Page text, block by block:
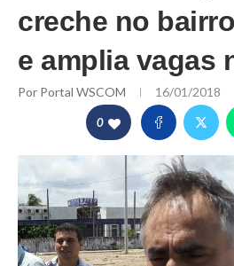
creche no
e amplia vagas
Por Portal WSCOM 16/01/2018
0